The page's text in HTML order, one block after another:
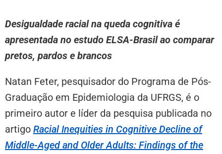
Desigualdade racial na queda cognitiva é
apresentada no estudo ELSA-Brasil ao comparar
pretos, pardos e brancos
Natan Feter, pesquisador do Programa de Pós-
Graduação em Epidemiologia da UFRGS, é o
primeiro autor e líder da pesquisa publicada no
artigo Racial Inequities in Cognitive Decline of
Middle-Aged and Older Adults: Findings of the